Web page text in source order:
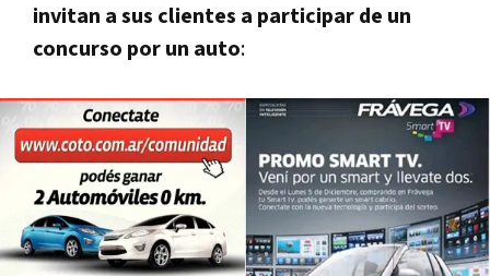
invitan a sus clientes a participar de un
concurso por un auto: